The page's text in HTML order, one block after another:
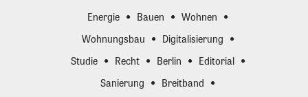
Energie Bauen
Wohnen
Wohnungsbau
Digitalisierung
Studie
Recht Berlin
Editorial
Sanierung
Breitband